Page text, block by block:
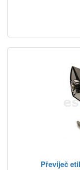
Převíječ